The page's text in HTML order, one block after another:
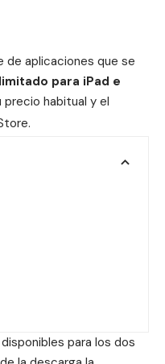
de aplicaciones que se
para iPad e
precio habitual y el
.
para los dos